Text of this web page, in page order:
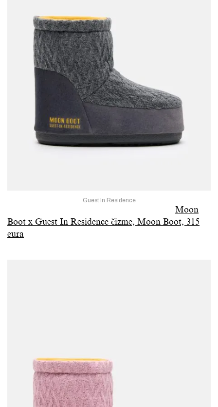
Guest In Residence
Moon
Boot x Guest In Residence čizme, Moon Boot, 315
eura